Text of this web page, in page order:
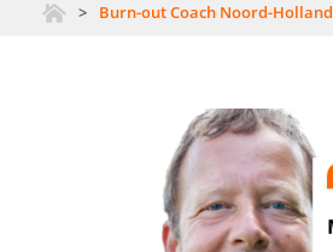
> Burn-out Coach Noord-Holland